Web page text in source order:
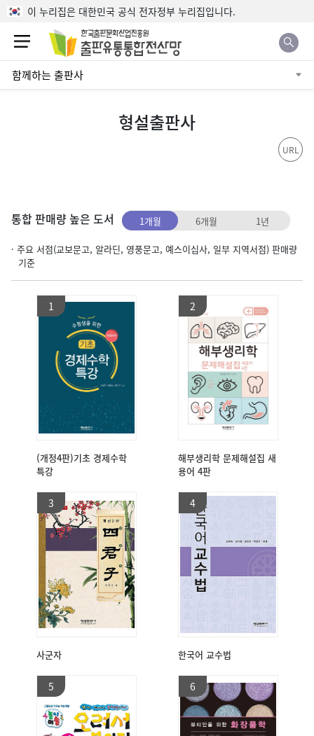
본문으로 바로가기
이 누리집은 대한민국 공식 전자정부 누리집입니다.
함께하는 출판사
형설출판사
URL
통합 판매량 높은 도서 1개월 6개월 1년
· 주요 서점(교보문고, 알라딘, 영풍문고, 예스이십사, 일부 지역서점) 판매량
기준
1
(개정4판)기초 경제수학
특강
2
해부생리학 문제해설집 새
용어 4판
3
사군자
4
한국어 교수법
5 6